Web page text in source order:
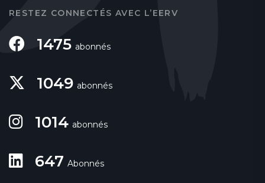
RESTEZ CONNECTÉS AVEC L’EERV
1475 abonnés
1049 abonnés
1014 abonnés
647 Abonnés